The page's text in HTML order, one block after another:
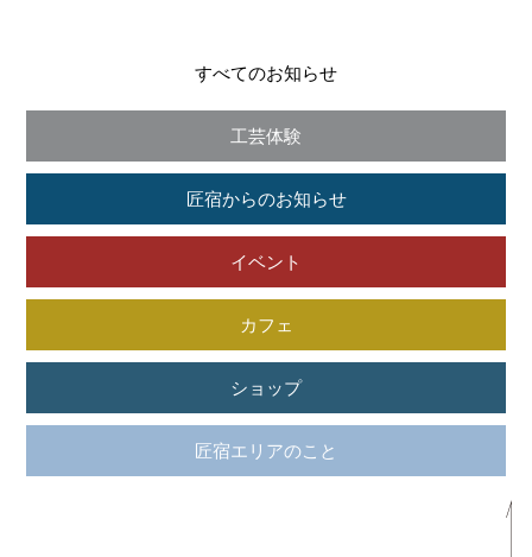
すべてのお知らせ
工芸体験
匠宿からのお知らせ
イベント
カフェ
ショップ
匠宿エリアのこと